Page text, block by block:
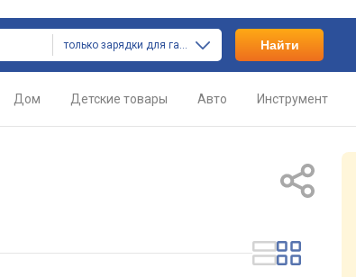
только зарядки для гаджетов Найти
Дом Детские товары Авто Инструмент